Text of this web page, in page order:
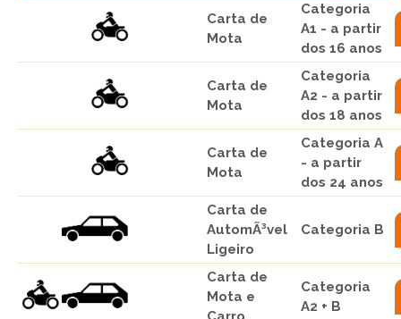
Carta de
Mota
Categoria
A1 - a partir
dos 16 anos
Carta de
Mota
Categoria
A2 - a partir
dos 18 anos
Carta de
Mota
Categoria A
- a partir
dos 24 anos
Carta de
AutomÃ³vel
Ligeiro
Categoria B
Carta de
Mota e
Categoria
A2 + B